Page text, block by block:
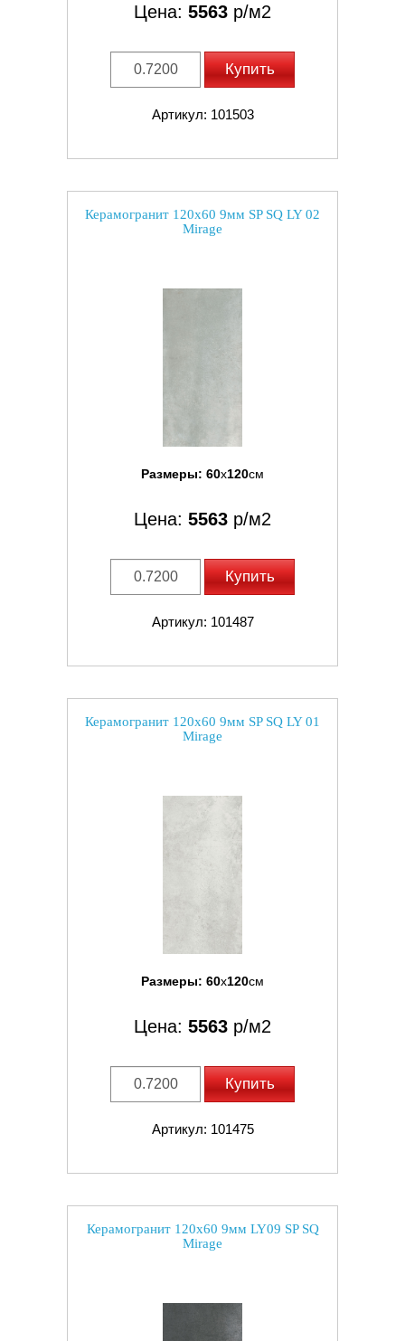
Цена: 5563 р/м2
Купить
Артикул: 101503
Керамогранит 120x60 9мм SP SQ LY 02
Mirage
Размеры: 60x120см
Цена: 5563 р/м2
Купить
Артикул: 101487
Керамогранит 120x60 9мм SP SQ LY 01
Mirage
Размеры: 60x120см
Цена: 5563 р/м2
Купить
Артикул: 101475
Керамогранит 120x60 9мм LY09 SP SQ
Mirage